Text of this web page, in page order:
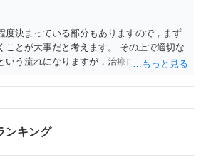
度決まっている部分もありますので，まず
ことが大事だと考えます。 その上で適切な
いう流れになりますが，治療内容が賠償額
はフィーリングが合いそうであれば，ご依
ただいた方が良い結果につながると思い
ンキング